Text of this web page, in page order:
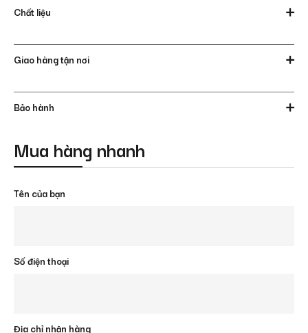
Chất liệu
Giao hàng tận nơi
Bảo hành
Mua hàng nhanh
Tên của bạn
Số điện thoại
Địa chỉ nhận hàng